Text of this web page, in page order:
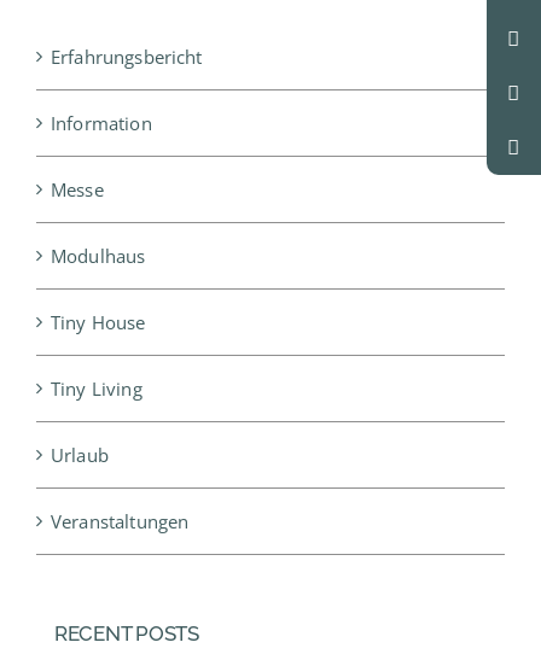
Erfahrungsbericht
Information
Messe
Modulhaus
Tiny House
Tiny Living
Urlaub
Veranstaltungen
RECENT POSTS